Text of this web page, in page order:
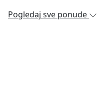
Pogledaj sve ponude